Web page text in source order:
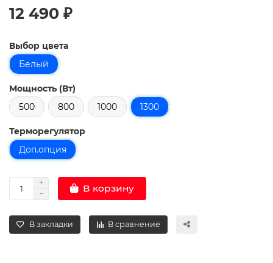
12 490 ₽
Выбор цвета
Белый
Мощность (Вт)
500
800 1000 1300
Терморегулятор
Доп.опция
В корзину
В закладки В сравнение